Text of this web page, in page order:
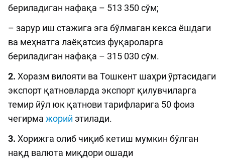
бериладиган нафақа – 513 350 сўм;
– зарур иш стажига эга бўлмаган кекса ёшдаги
ва меҳнатга лаёқатсиз фуқароларга
бериладиган нафақа – 315 030 сўм.
2. Хоразм вилояти ва Тошкент шаҳри ўртасидаги
экспорт қатновларда экспорт қилувчиларга
темир йўл юк қатнови тарифларига 50 фоиз
чегирма жорий этилади.
3. Хорижга олиб чиқиб кетиш мумкин бўлган
нақд валюта миқдори ошади